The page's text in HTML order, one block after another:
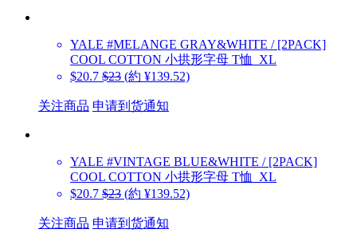
YALE #MELANGE GRAY&WHITE / [2PACK]
COOL COTTON 小拱形字母 T恤_XL
$20.7 $23 (約 ¥139.52)
关注商品 申请到货通知
YALE #VINTAGE BLUE&WHITE / [2PACK]
COOL COTTON 小拱形字母 T恤_XL
$20.7 $23 (約 ¥139.52)
关注商品 申请到货通知